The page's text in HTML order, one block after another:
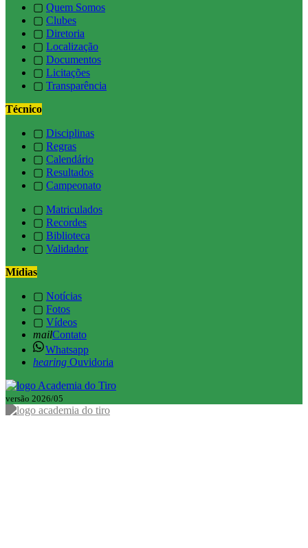
▢ Quem Somos
▢ Clubes
▢ Diretoria
▢ Localização
▢ Documentos
▢ Licitações
▢ Transparência
Técnico
▢ Disciplinas
▢ Regras
▢ Calendário
▢ Resultados
▢ Campeonato
▢ Matriculados
▢ Recordes
▢ Biblioteca
▢ Validador
Mídias
▢ Notícias
▢ Fotos
▢ Vídeos
mailContato
Whatsapp
hearing Ouvidoria
versão 2026/05